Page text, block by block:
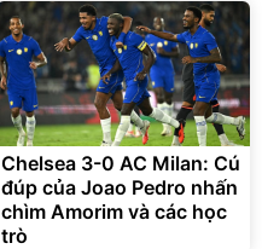
Chelsea 3-0 AC Milan: Cú
đúp của Joao Pedro nhấn
chìm Amorim và các học
trò